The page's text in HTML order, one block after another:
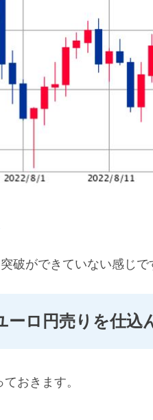
破ができていない感じで
ロ円売りを仕込
おきます。